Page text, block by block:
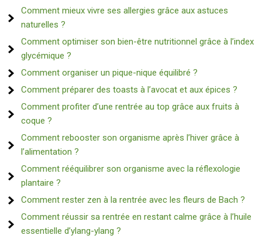
Comment mieux vivre ses allergies grâce aux astuces
naturelles ?
Comment optimiser son bien-être nutritionnel grâce à l’index
glycémique ?
Comment organiser un pique-nique équilibré ?
Comment préparer des toasts à l’avocat et aux épices ?
Comment profiter d’une rentrée au top grâce aux fruits à
coque ?
Comment rebooster son organisme après l’hiver grâce à
l’alimentation ?
Comment rééquilibrer son organisme avec la réflexologie
plantaire ?
Comment rester zen à la rentrée avec les fleurs de Bach ?
Comment réussir sa rentrée en restant calme grâce à l’huile
essentielle d’ylang-ylang ?